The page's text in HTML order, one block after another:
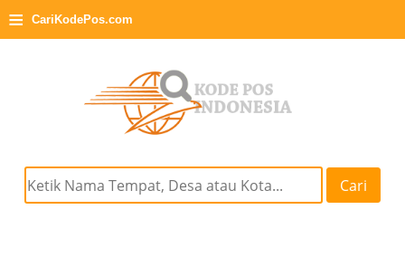
≡ CariKodePos.com
Cari